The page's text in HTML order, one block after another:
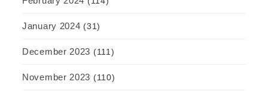
January 2024 (31)
December 2023 (111)
November 2023 (110)